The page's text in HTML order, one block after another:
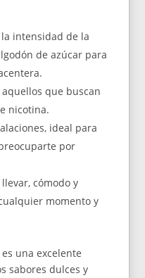
intensidad de la
de azúcar para
que buscan
nicotina.
ideal para
por
llevar, cómodo y
momento y
una excelente
sabores dulces y